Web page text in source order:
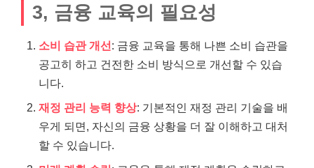
3, 금융 교육의 필요성
소비 습관 개선: 금융 교육을 통해 나쁜 소비 습관을
공고히 하고 건전한 소비 방식으로 개선할 수 있습
니다.
재정 관리 능력 향상: 기본적인 재정 관리 기술을 배
우게 되면, 자신의 금융 상황을 더 잘 이해하고 대처
할 수 있습니다.